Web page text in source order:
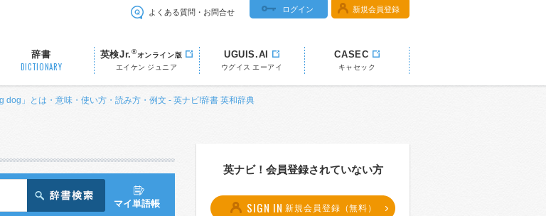
よくある質問・お問合せ ログイン 新規会員登録
辞書
DICTIONARY
英検Jr.®オンライン版
エイケン ジュニア
UGUIS.AI
ウグイス エーアイ
CASEC
キャセック
dog」とは・意味・使い方・読み方・例文 - 英ナビ!辞書 英和辞典
マイ単語帳
英ナビ！会員登録されていない方
SIGN IN 新規会員登録（無料）